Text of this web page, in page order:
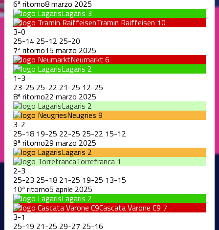
6ª ritorno8 marzo 2025
Lagaris 3
Tramin Raiffeisen 10
3-0
25-14 25-12 25-20
7ª ritorno15 marzo 2025
Neumarkt 6
Lagaris 2
1-3
23-25 25-22 21-25 12-25
8ª ritorno22 marzo 2025
Lagaris 2
Neugries 9
3-2
25-18 19-25 22-25 25-22 15-12
9ª ritorno29 marzo 2025
Lagaris 2
Torrefranca 1
2-3
25-23 25-18 21-25 19-25 13-15
10ª ritorno5 aprile 2025
Lagaris 2
Cascata Varone C9 7
3-1
25-19 21-25 29-27 25-16